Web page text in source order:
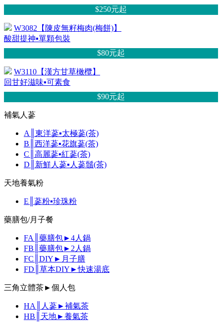
$250元起
W3082【陳皮無籽梅肉(梅餅)】
酸甜提神▪單顆包裝
$80元起
W3110【漢方甘草橄欖】
回甘好滋味▪可素食
$90元起
補氣人蔘
A║東洋蔘▪太極蔘(茶)
B║西洋蔘▪花旗蔘(茶)
C║高麗蔘▪紅蔘(茶)
D║新鮮人蔘▪人蔘鬚(茶)
天地養氣粉
E║蔘粉▪珍珠粉
藥膳包/月子餐
FA║藥膳包►4人鍋
FB║藥膳包►2人鍋
FC║DIY►月子膳
FD║草本DIY►快速湯底
三角立體茶►個人包
HA║人蔘►補氣茶
HB║天地►養氣茶